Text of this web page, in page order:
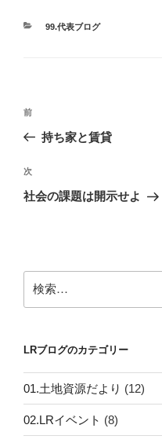
カ
99.代表ブログ
投
ビ
ゲ
ン
前
の
稿
前
持ち家と賃貸
次
の
次
社会の課題は開示せよ
索:
LRブログのカテゴリー
01.土地資源だより (12)
02.LRイベント (8)